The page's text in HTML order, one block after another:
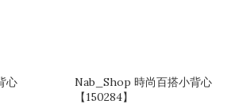
心
Nab_Shop 時尚百搭小背心
【150284】